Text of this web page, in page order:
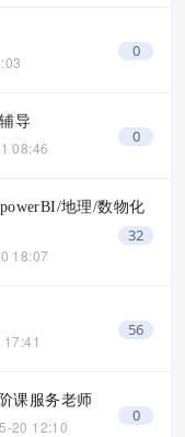
0
0
导
08:46
32
地理/数物化
18:07
56
0
课服务老师
20 12:10